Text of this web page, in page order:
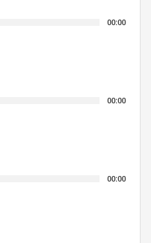
00:00
00:00
00:00